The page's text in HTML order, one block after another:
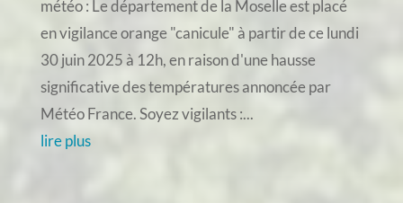
météo : Le département de la Moselle est placé
en vigilance orange "canicule" à partir de ce lundi
30 juin 2025 à 12h, en raison d'une hausse
significative des températures annoncée par
Météo France. Soyez vigilants :...
lire plus